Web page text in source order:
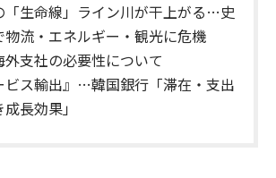
「生命線」ライン川が干上がる…史
流・エネルギー・観光に危機
支社の必要性について
ビス輸出』…韓国銀行「滞在・支出
長効果」